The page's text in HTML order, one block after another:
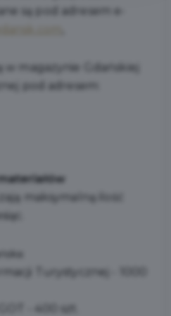
są pod adresem e-
w magazynie Gdańskiej
pod adresem:
maksymalną ilość
Turystycznej - 1000
- 400 szt.